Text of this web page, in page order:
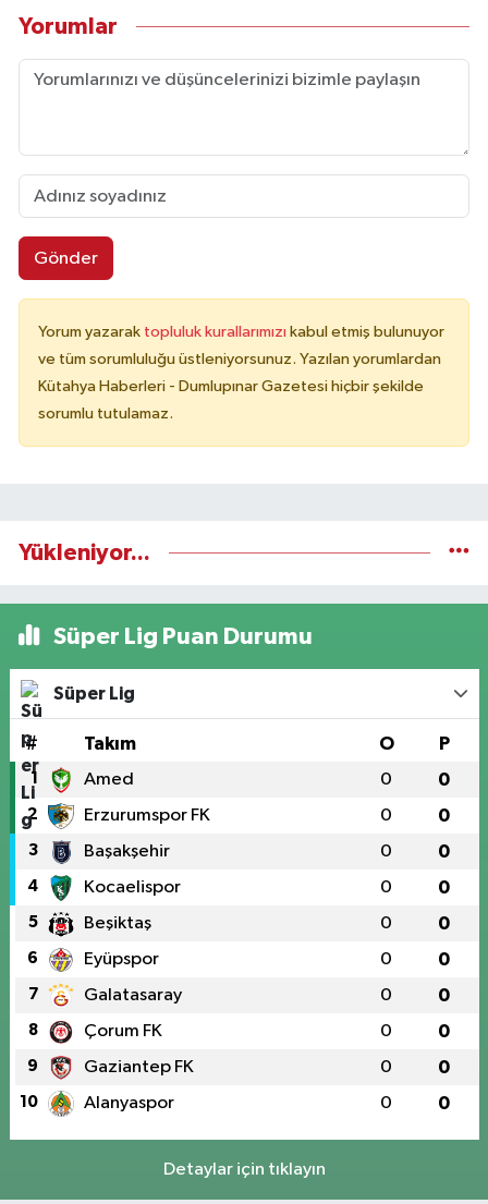
Yorumlar
Gönder
Yorum yazarak topluluk kurallarımızı kabul etmiş bulunuyor
ve tüm sorumluluğu üstleniyorsunuz. Yazılan yorumlardan
Kütahya Haberleri - Dumlupınar Gazetesi hiçbir şekilde
sorumlu tutulamaz.
Yükleniyor...
Süper Lig Puan Durumu
Süper Lig
# Takım O P
1 Amed 0 0
2 Erzurumspor FK 0 0
3 Başakşehir 0 0
4 Kocaelispor 0 0
5 Beşiktaş 0 0
6 Eyüpspor 0 0
7 Galatasaray 0 0
8 Çorum FK 0 0
9 Gaziantep FK 0 0
10 Alanyaspor 0 0
Detaylar için tıklayın